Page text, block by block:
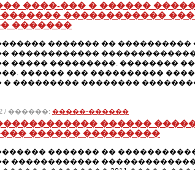
����-��� � ������
������������
�������
������� �� ����������
������������
����� ���������. ��������
������ ��� ����������
� ��������� ��������
/ ������: �����-������
������
������ ���������
������� ��
������������